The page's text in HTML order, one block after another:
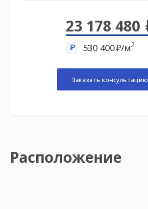
23 178 480
530 400 /м2
Заказать консультацию
Расположение